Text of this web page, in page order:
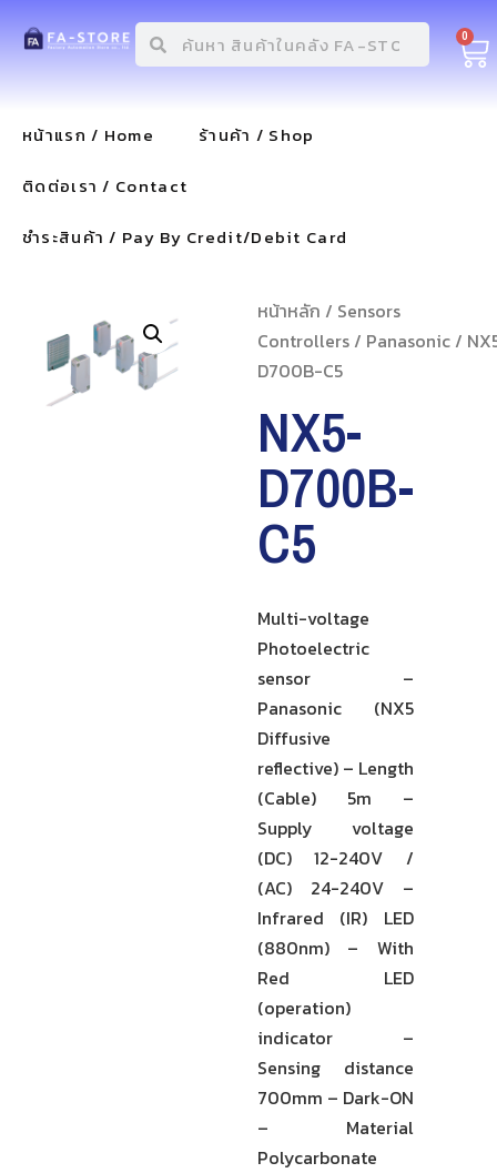
0
หน้าแรก / Home
ร้านค้า / Shop
ติดต่อเรา / Contact
ชำระสินค้า / Pay By Credit/Debit Card
หน้าหลัก / Sensors
Controllers/ Panasonic/
D700B-C5
NX5-
D700B-
C5
Multi-voltage
Photoelectric
sensor –
Panasonic (NX5
Diffusive
reflective) – Length
(Cable) 5m –
Supply voltage
(DC) 12-240V /
(AC) 24-240V –
Infrared (IR) LED
(880nm) – With
Red LED
(operation)
indicator –
Sensing distance
700mm – Dark-ON
– Material
Polycarbonate